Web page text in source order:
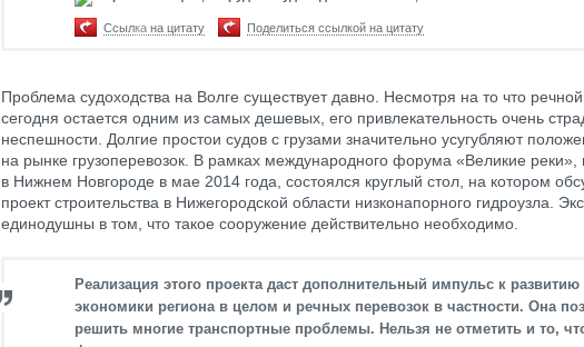
Ссылка на цитату Поделиться ссылкой на цитату
Проблема судоходства на Волге существует давно. Несмотря на то что
сегодня остается одним из самых дешевых, его привлекательность очень
неспешности. Долгие простои судов с грузами значительно усугубляют
на рынке грузоперевозок. В рамках международного форума «Великие реки»,
в Нижнем Новгороде в мае 2014 года, состоялся круглый стол, на котором
проект строительства в Нижегородской области низконапорного гидроузла.
единодушны в том, что такое сооружение действительно необходимо.
Реализация этого проекта даст дополнительный импульс к развитию
экономики региона в целом и речных перевозок в частности. Она
решить многие транспортные проблемы. Нельзя не отметить и то,